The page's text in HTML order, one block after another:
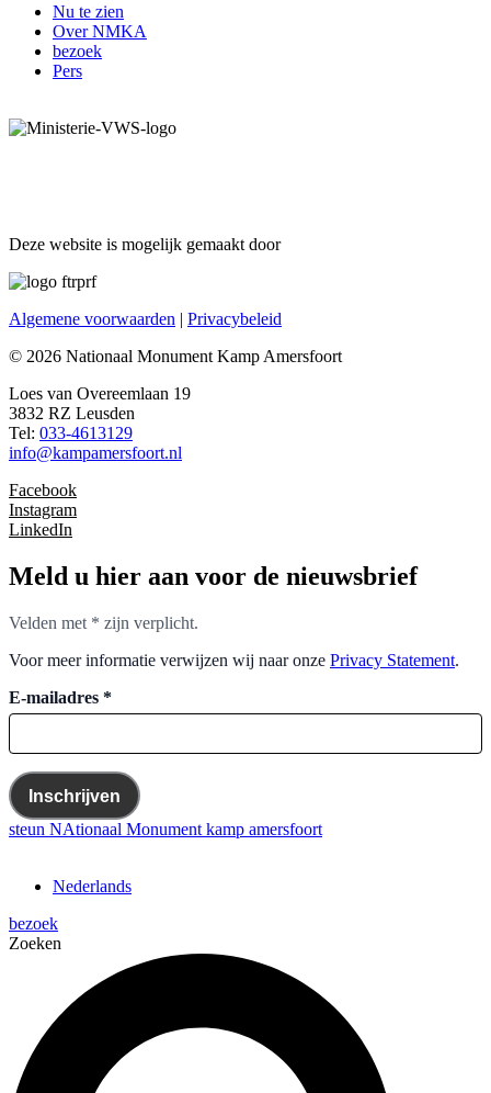
Nu te zien
Over NMKA
bezoek
Pers
Deze website is mogelijk gemaakt door
Algemene voorwaarden | Privacybeleid
© 2026 Nationaal Monument Kamp Amersfoort
Loes van Overeemlaan 19
3832 RZ Leusden
Tel: 033-4613129
info@kampamersfoort.nl
Facebook
Instagram
LinkedIn
Meld u hier aan voor de nieuwsbrief
Velden met * zijn verplicht.
Voor meer informatie verwijzen wij naar onze Privacy Statement.
E-mailadres *
Inschrijven
steun NAtionaal Monument kamp amersfoort
Nederlands
bezoek
Zoeken